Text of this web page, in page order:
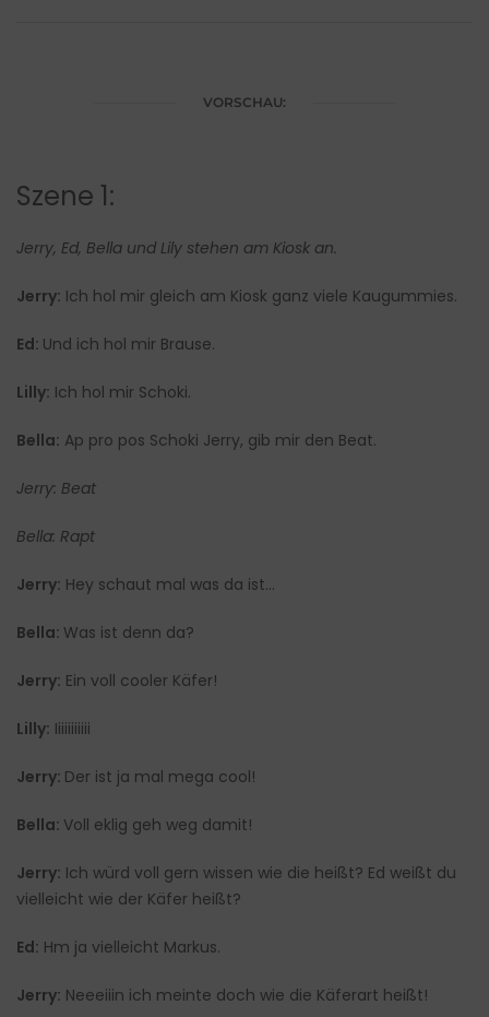
VORSCHAU:
Szene 1:
Jerry, Ed, Bella und Lily stehen am Kiosk an.
Jerry: Ich hol mir gleich am Kiosk ganz viele Kaugummies.
Ed: Und ich hol mir Brause.
Lilly: Ich hol mir Schoki.
Bella: Ap pro pos Schoki Jerry, gib mir den Beat.
Jerry: Beat
Bella: Rapt
Jerry: Hey schaut mal was da ist…
Bella: Was ist denn da?
Jerry: Ein voll cooler Käfer!
Lilly: Iiiiiiiiiii
Jerry: Der ist ja mal mega cool!
Bella: Voll eklig geh weg damit!
Jerry: Ich würd voll gern wissen wie die heißt? Ed weißt du
vielleicht wie der Käfer heißt?
Ed: Hm ja vielleicht Markus.
Jerry: Neeeiiin ich meinte doch wie die Käferart heißt!